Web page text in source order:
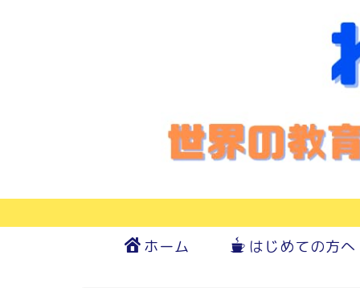
ホーム はじめての方へ